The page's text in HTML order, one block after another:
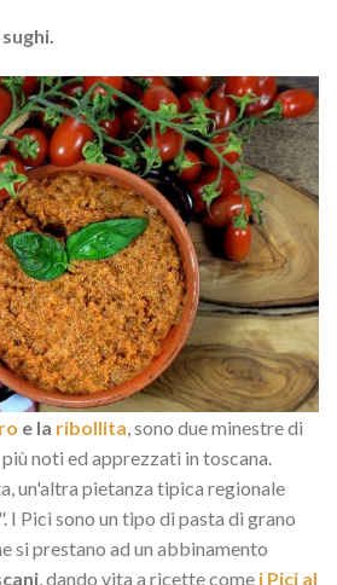
e la ribollita, sono due minestre di
noti ed apprezzati in toscana.
un'altra pietanza tipica regionale
". I Pici sono un tipo di pasta di grano
si prestano ad un abbinamento
, dando vita a ricette come i Pici al